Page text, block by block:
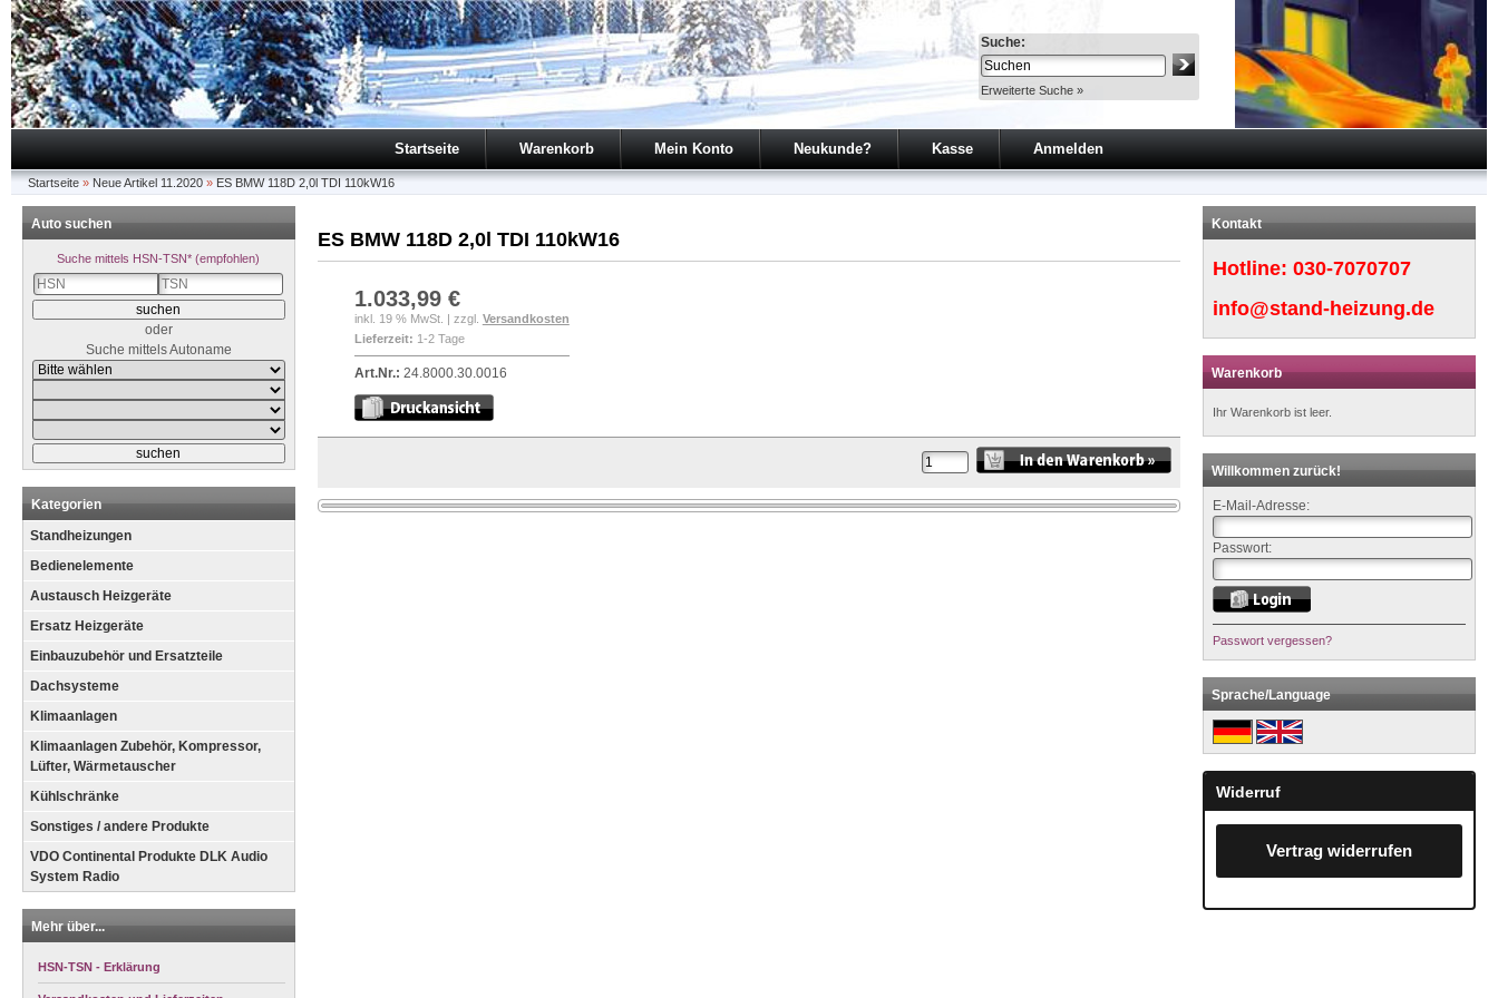
Suche:
Erweiterte Suche »
Startseite Warenkorb Mein Konto Neukunde? Kasse Anmelden
Startseite » Neue Artikel 11.2020 » ES BMW 118D 2,0l TDI 110kW16
ES BMW 118D 2,0l TDI 110kW16
1.033,99 €
inkl. 19 % MwSt. | zzgl. Versandkosten
Lieferzeit: 1-2 Tage
Art.Nr.: 24.8000.30.0016
Auto suchen
Suche mittels HSN-TSN* (empfohlen)
oder
Suche mittels Autoname
Kategorien
Standheizungen
Bedienelemente
Austausch Heizgeräte
Ersatz Heizgeräte
Einbauzubehör und Ersatzteile
Dachsysteme
Klimaanlagen
Klimaanlagen Zubehör, Kompressor,
Lüfter, Wärmetauscher
Kühlschränke
Sonstiges / andere Produkte
VDO Continental Produkte DLK Audio
System Radio
Mehr über...
HSN-TSN - Erklärung
Kontakt
Hotline:030-7070707
info@stand-heizung.de
Warenkorb
Ihr Warenkorb ist leer.
Willkommen zurück!
E-Mail-Adresse:
Passwort:
Passwort vergessen?
Sprache/Language
Widerruf
Vertrag widerrufen